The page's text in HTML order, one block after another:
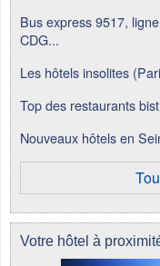
Bus express 9517,
CDG...
Les hôtels insolites
Top des restaurants
Nouveaux hôtels en
Votre hôtel à